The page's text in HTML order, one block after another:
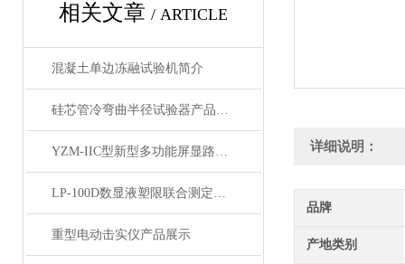
相关文章 / ARTICLE
混凝土单边冻融试验机简介
硅芯管冷弯曲半径试验器产品展示
YZM-IIC型新型多功能屏显路强度测定仪产品展示
LP-100D数显液塑限联合测定仪产品展示
重型电动击实仪产品展示
详细说明：
品牌
产地类别